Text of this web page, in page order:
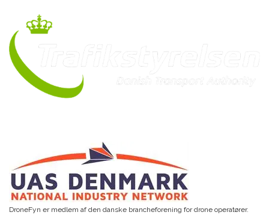
DroneFyn er medlem af den danske brancheforening for drone operatører.